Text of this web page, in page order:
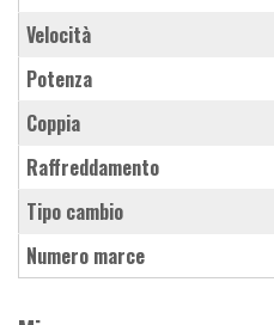
Velocità
Potenza
Coppia
Raffreddamento
Tipo cambio
Numero marce